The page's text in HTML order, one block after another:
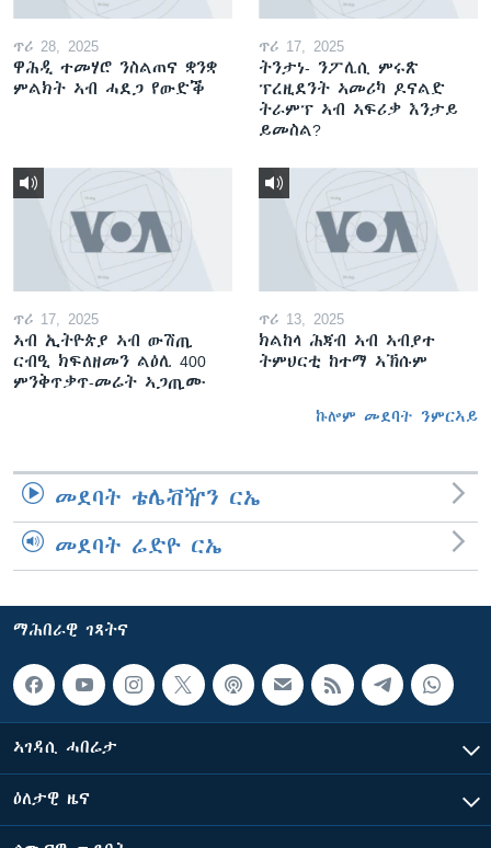
ጥሪ 28, 2025
ዋሕዲ ተመሃሮ ንስልጠና ቋንቋ
ምልክት ኣብ ሓደጋ የውድቕ
ጥሪ 17, 2025
ትንታነ- ንፖሊሲ ምሩጽ
ፕረዚደንት ኣመሪካ ዶናልድ
ትራምፕ ኣብ ኣፍሪቃ እንታይ
ይመስል?
ጥሪ 17, 2025
ኣብ ኢትዮጵያ ኣብ ውሽጢ
ርብዒ ክፍለዘመን ልዕሊ 400
ምንቅጥቃጥ-መሬት ኣጋጢሙ
ጥሪ 13, 2025
ክልከላ ሕጃብ ኣብ ኣብያተ
ትምህርቲ ከተማ ኣኽሱም
ኩሎም መደባት ንምርኣይ
መደባት ቴሌቭዥን ርኤ
መደባት ሬድዮ ርኤ
ማሕበራዊ ገጻትና
ኣገዳሲ ሓበሬታ
ዕለታዊ ዜና